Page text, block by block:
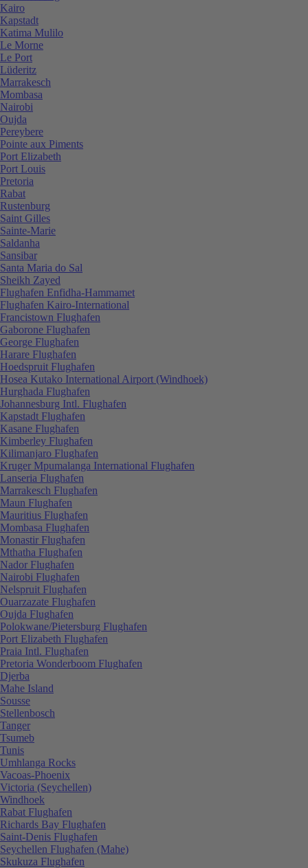
Kairo
Kapstadt
Katima Mulilo
Le Morne
Le Port
Lüderitz
Marrakesch
Mombasa
Nairobi
Oujda
Pereybere
Pointe aux Piments
Port Elizabeth
Port Louis
Pretoria
Rabat
Rustenburg
Saint Gilles
Sainte-Marie
Saldanha
Sansibar
Santa Maria do Sal
Sheikh Zayed
Flughafen Enfidha-Hammamet
Flughafen Kairo-International
Francistown Flughafen
Gaborone Flughafen
George Flughafen
Harare Flughafen
Hoedspruit Flughafen
Hosea Kutako International Airport (Windhoek)
Hurghada Flughafen
Johannesburg Intl. Flughafen
Kapstadt Flughafen
Kasane Flughafen
Kimberley Flughafen
Kilimanjaro Flughafen
Kruger Mpumalanga International Flughafen
Lanseria Flughafen
Marrakesch Flughafen
Maun Flughafen
Mauritius Flughafen
Mombasa Flughafen
Monastir Flughafen
Mthatha Flughafen
Nador Flughafen
Nairobi Flughafen
Nelspruit Flughafen
Ouarzazate Flughafen
Oujda Flughafen
Polokwane/Pietersburg Flughafen
Port Elizabeth Flughafen
Praia Intl. Flughafen
Pretoria Wonderboom Flughafen
Djerba
Mahe Island
Sousse
Stellenbosch
Tanger
Tsumeb
Tunis
Umhlanga Rocks
Vacoas-Phoenix
Victoria (Seychellen)
Windhoek
Rabat Flughafen
Richards Bay Flughafen
Saint-Denis Flughafen
Seychellen Flughafen (Mahe)
Skukuza Flughafen